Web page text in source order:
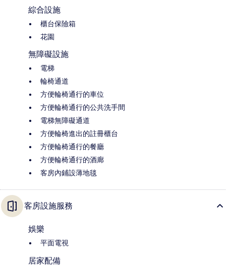
綜合設施
櫃台保險箱
花園
無障礙設施
電梯
輪椅通道
方便輪椅通行的車位
方便輪椅通行的公共洗手間
電梯無障礙通道
方便輪椅進出的註冊櫃台
方便輪椅通行的餐廳
方便輪椅通行的酒廊
客房內鋪設薄地毯
客房設施服務
娛樂
平面電視
居家配備